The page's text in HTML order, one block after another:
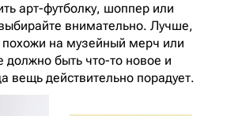
арт-футболку, шоппер или
внимательно. Лучше,
на музейный мерч или
должно быть что-то новое и
вещь действительно порадует.